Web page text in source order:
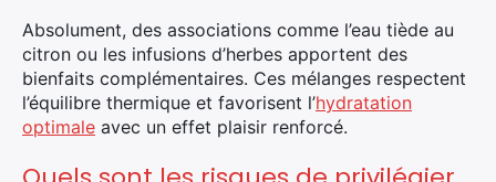
Absolument, des associations comme l’eau tiède au
citron ou les infusions d’herbes apportent des
bienfaits complémentaires. Ces mélanges respectent
l’équilibre thermique et favorisent l’hydratation
optimale avec un effet plaisir renforcé.